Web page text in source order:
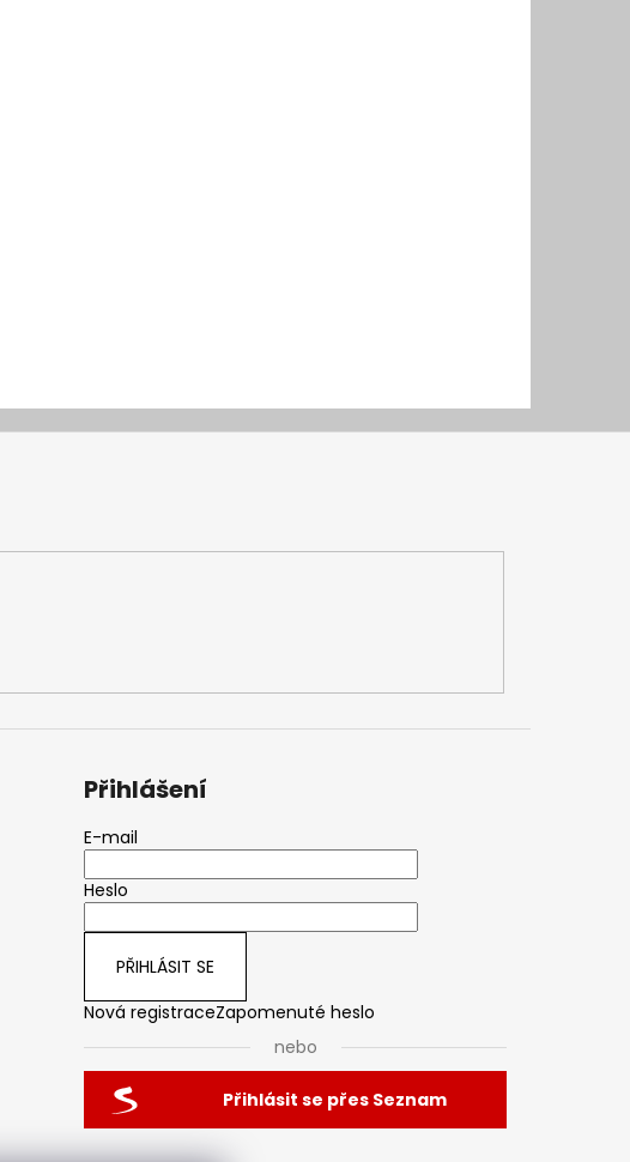
Přihlášení
E-mail
Heslo
PŘIHLÁSIT SE
Nová registraceZapomenuté heslo
nebo
Přihlásit se přes Seznam